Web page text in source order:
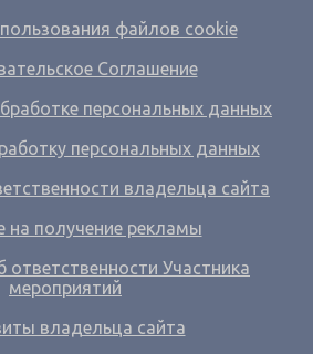
файлов cookie
Соглашение
персональных данных
персональных данных
владельца сайта
на получение рекламы
ответственности Участника
мероприятий
владельца сайта